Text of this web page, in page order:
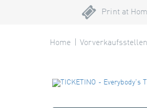
Print at
Home Vorverkaufsstellen